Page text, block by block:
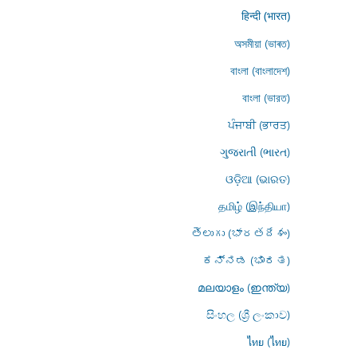
हिन्दी (भारत)
অসমীয়া (ভাৰত)
বাংলা (বাংলাদেশ)
বাংলা (ভারত)
ਪੰਜਾਬੀ (ਭਾਰਤ)
ગુજરાતી (ભારત)
ଓଡ଼ିଆ (ଭାରତ)
தமிழ் (இந்தியா)
తెలుగు (భారతదేశం)
ಕನ್ನಡ (ಭಾರತ)
മലയാളം (ഇന്ത്യ)
සිංහල (ශ්‍රී ලංකාව)
ไทย (ไทย)